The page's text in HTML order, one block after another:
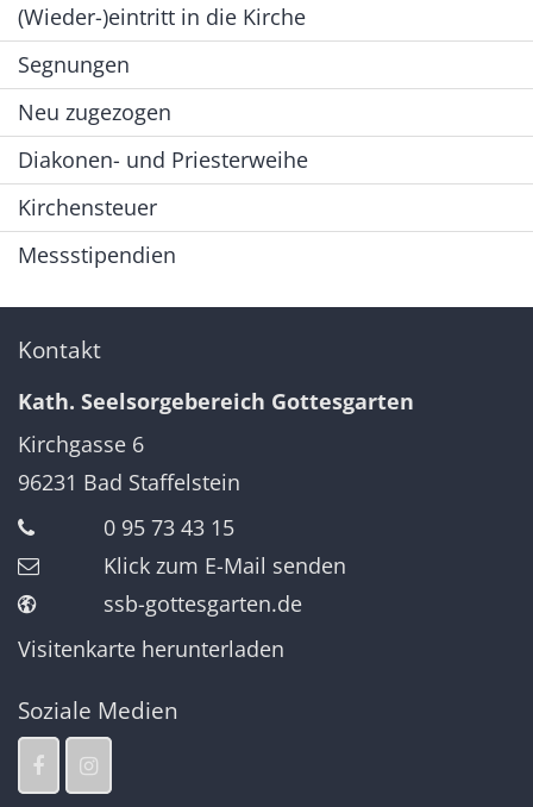
(Wieder-)eintritt in die Kirche
Segnungen
Neu zugezogen
Diakonen- und Priesterweihe
Kirchensteuer
Messstipendien
Kontakt
Kath. Seelsorgebereich Gottesgarten
Kirchgasse 6
96231 Bad Staffelstein
0 95 73 43 15
Klick zum E-Mail senden
ssb-gottesgarten.de
Visitenkarte herunterladen
Soziale Medien